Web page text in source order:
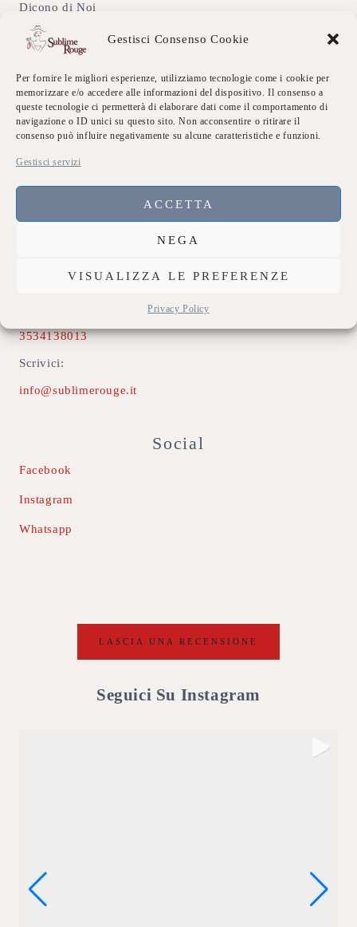
Gestisci Consenso Cookie
Per fornire le migliori esperienze, utilizziamo tecnologie come i cookie per
memorizzare e/o accedere alle informazioni del dispositivo. Il consenso a
queste tecnologie ci permetterà di elaborare dati come il comportamento di
navigazione o ID unici su questo sito. Non acconsentire o ritirare il
consenso può influire negativamente su alcune caratteristiche e funzioni.
Gestisci servizi
ACCETTA
NEGA
VISUALIZZA LE PREFERENZE
Privacy Policy
Dicono di Noi
Eventi Sublime
Galleria
Contatti
Privacy Policy
Contatti
74020 Montemesola (TA)
3534138013
Scrivici:
info@sublimerouge.it
Social
Facebook
Instagram
Whatsapp
LASCIA UNA RECENSIONE
Seguici Su Instagram